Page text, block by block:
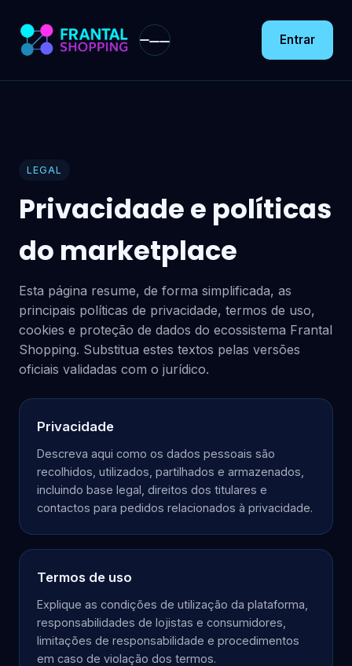
Entrar
LEGAL
Privacidade e políticas
do marketplace
Esta página resume, de forma simplificada, as
principais políticas de privacidade, termos de uso,
cookies e proteção de dados do ecossistema Frantal
Shopping. Substitua estes textos pelas versões
oficiais validadas com o jurídico.
Privacidade
Descreva aqui como os dados pessoais são
recolhidos, utilizados, partilhados e armazenados,
incluindo base legal, direitos dos titulares e
contactos para pedidos relacionados à privacidade.
Termos de uso
Explique as condições de utilização da plataforma,
responsabilidades de lojistas e consumidores,
limitações de responsabilidade e procedimentos
em caso de violação dos termos.